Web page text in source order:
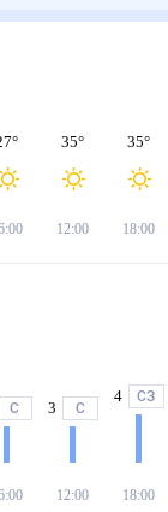
° 35°
12:00
35°
18:00
С 3 С
12:00
4 СЗ
18:00